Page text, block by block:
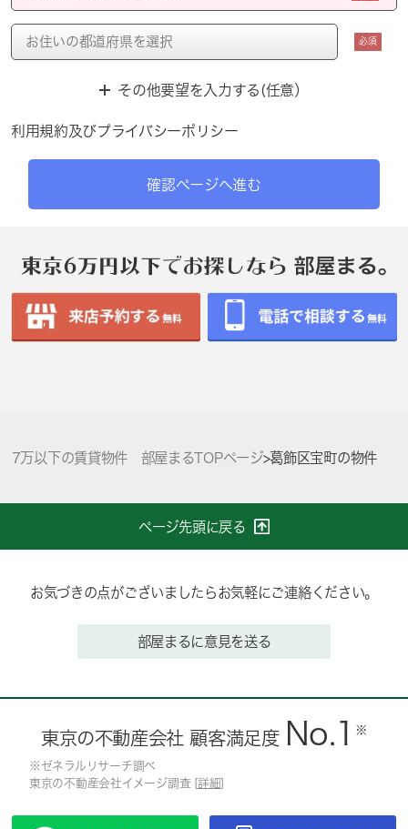
必須
その他要望を入力する(任意）
利用規約及びプライバシーポリシー
確認ページへ進む
7万以下の賃貸物件 部屋まるTOPページ>葛飾区宝町の物件
ページ先頭に戻る
お気づきの点がございましたらお気軽にご連絡ください。
部屋まるに意見を送る
東京の不動産会社 顧客満足度 No.1 ※
※ゼネラルリサーチ調べ
東京の不動産会社イメージ調査 [ 詳細